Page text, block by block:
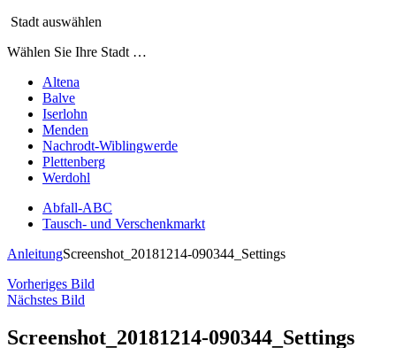
Stadt auswählen
Wählen Sie Ihre Stadt …
Altena
Balve
Iserlohn
Menden
Nachrodt-Wiblingwerde
Plettenberg
Werdohl
Abfall-ABC
Tausch- und Verschenkmarkt
AnleitungScreenshot_20181214-090344_Settings
Vorheriges Bild
Nächstes Bild
Screenshot_20181214-090344_Settings